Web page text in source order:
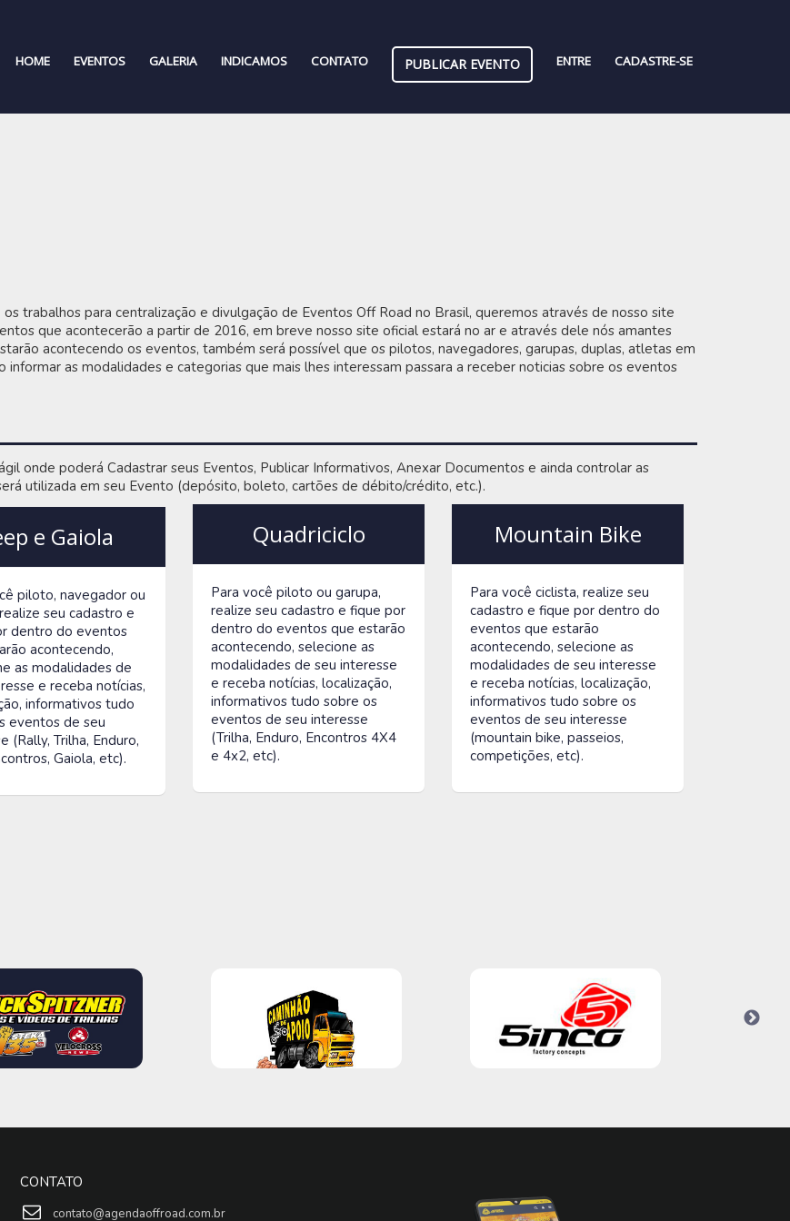
HOME EVENTOS GALERIA INDICAMOS CONTATO PUBLICAR EVENTO ENTRE CADASTRE-SE
trabalhos para centralização e divulgação de Eventos Off Road no Brasil, queremos através de nosso site
que acontecerão a partir de 2016, em breve nosso site oficial estará no ar e através dele nós amantes
acontecendo os eventos, também será possível que os pilotos, navegadores, garupas, duplas, atletas em
as modalidades e categorias que mais lhes interessam passara a receber noticias sobre os eventos
onde poderá Cadastrar seus Eventos, Publicar Informativos, Anexar Documentos e ainda controlar as
utilizada em seu Evento (depósito, boleto, cartões de débito/crédito, etc.).
e Gaiola
piloto, navegador ou
seu cadastro e
dentro do eventos
acontecendo,
as modalidades de
e receba notícias,
informativos tudo
eventos de seu
(Rally, Trilha, Enduro,
Gaiola, etc).
Quadriciclo
Para você piloto ou garupa,
realize seu cadastro e fique por
dentro do eventos que estarão
acontecendo, selecione as
modalidades de seu interesse
e receba notícias, localização,
informativos tudo sobre os
eventos de seu interesse
(Trilha, Enduro, Encontros 4X4
e 4x2, etc).
Mountain Bike
Para você ciclista, realize seu
cadastro e fique por dentro do
eventos que estarão
acontecendo, selecione as
modalidades de seu interesse
e receba notícias, localização,
informativos tudo sobre os
eventos de seu interesse
(mountain bike, passeios,
competições, etc).
CONTATO
contato@agendaoffroad.com.br